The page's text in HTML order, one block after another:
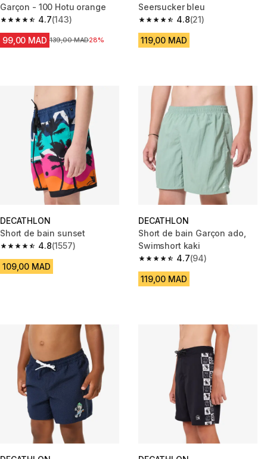
Garçon - 100 Hotu orange
4.7
4.7 out of 5 stars from 143 reviews
(143)
99,00 MAD Prix avant la réduction
139,00 MAD28%
Seersucker bleu
4.8
4.8 out of 5 stars from 21
(21)
119,00 MAD
DECATHLON
Short de bain sunset
4.8
4.8 out of 5 stars from 1557 reviews
(1557)
109,00 MAD
DECATHLON
Short de bain Garçon ado,
Swimshort kaki
4.7
4.7 out of 5 stars from 94
(94)
119,00 MAD